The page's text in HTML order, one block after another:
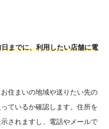
までに、利用したい店舗に電
住まいの地域や送りたい先の
ているか確認します。住所を
されますし、電話やメールで